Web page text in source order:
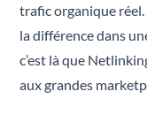
trafic organique
la différence dans
c’est là que
aux grandes